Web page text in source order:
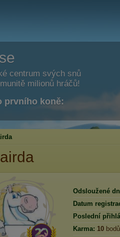
centrum svých snů
milionů hráčů!
prvního koně:
Odsloužené
Datum
Poslední
Karma: 10 bodů